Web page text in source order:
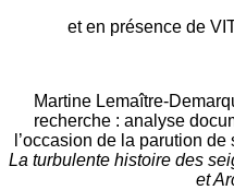
et en présence de
Martine Lemaître-
recherche : analyse
l’occasion de la parution de
La turbulente histoire des
et